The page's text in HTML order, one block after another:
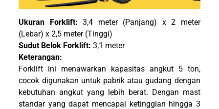
Ukuran Forklift: 3,4 meter (Panjang) x 2 meter
(Lebar) x 2,5 meter (Tinggi)
Sudut Belok Forklift: 3,1 meter
Keterangan:
Forklift ini menawarkan kapasitas angkut 5 ton,
cocok digunakan untuk pabrik atau gudang dengan
kebutuhan angkut yang lebih berat. Dengan mast
standar yang dapat mencapai ketinggian hingga 3